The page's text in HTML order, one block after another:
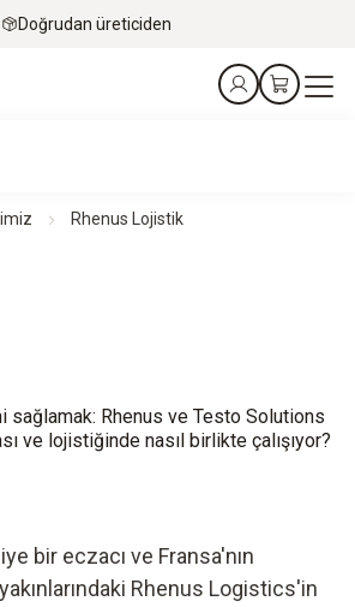
Doğrudan üreticiden
Rhenus Lojistik
sağlamak: Rhenus ve Testo Solutions
ve lojistiğinde nasıl birlikte çalışıyor?
bir eczacı ve Fransa'nın
Rhenus Logistics'in